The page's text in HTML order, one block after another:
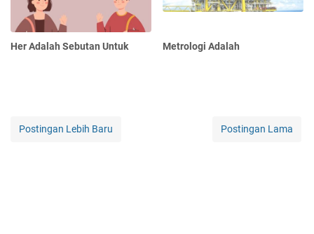
Her Adalah Sebutan Untuk Metrologi Adalah
Postingan Lebih Baru Postingan Lama